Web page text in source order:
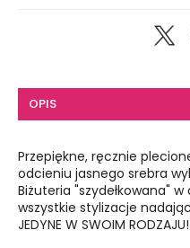
OPIS
Przepiękne, ręcznie
odcieniu jasnego srebra
Biżuteria "szydełkowana"
wszystkie stylizacje
JEDYNE W SWOIM RODZAJU!